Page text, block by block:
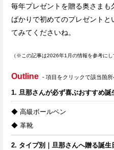
毎年プレゼントを贈る奥さま
ばかりで初めてのプレゼント
てみてくださいね。
（※この記事は2026年1月の情報を参考にし
Outline - 項目をクリックで該当箇所
1. 旦那さんが必ず喜ぶおすすめ誕
◆ 高級ボールペン
◆ 革靴
2. タイプ別｜旦那さんへ贈る誕生